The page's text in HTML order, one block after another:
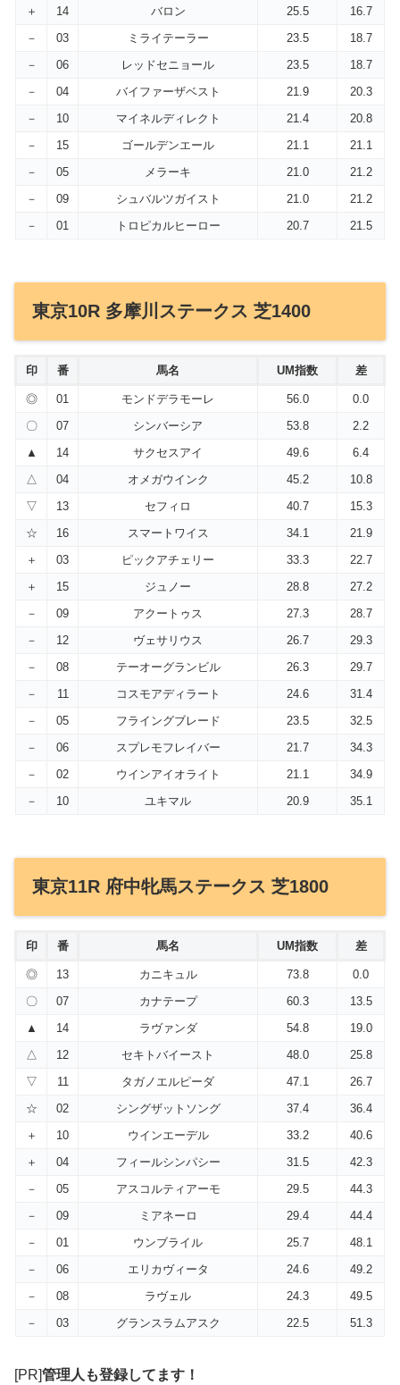
＋ 14 バロン 25.5
16.7
－
03 ミライテーラー 23.5
18.7
－
06 レッドセニョール 23.5
18.7
－
04 バイファーザベスト 21.9
20.3
－
10 マイネルディレクト 21.4
20.8
－
15 ゴールデンエール 21.1
21.1
－
05 メラーキ 21.0
21.2
－
09 シュバルツガイスト 21.0
21.2
－
01 トロピカルヒーロー 20.7 21.5
東京10R 多摩川ステークス 芝1400
印 番 馬名 UM指数 差
◎ 01 モンドデラモーレ 56.0
0.0
〇
07 シンバーシア 53.8
2.2
▲
14 サクセスアイ 49.6
6.4
△
04 オメガウインク 45.2
10.8
▽
13 セフィロ 40.7
15.3
☆
16 スマートワイス 34.1
21.9
＋
03 ピックアチェリー 33.3
22.7
＋
15 ジュノー 28.8
27.2
－
09 アクートゥス 27.3
28.7
－
12 ヴェサリウス 26.7
29.3
－
08 テーオーグランビル 26.3
29.7
－
11 コスモアディラート 24.6
31.4
－
05 フライングブレード 23.5
32.5
－
06 スプレモフレイバー 21.7
34.3
－
02 ウインアイオライト 21.1
34.9
－
10 ユキマル 20.9 35.1
東京11R 府中牝馬ステークス 芝1800
印 番 馬名 UM指数 差
◎ 13 カニキュル 73.8
0.0
〇
07 カナテープ 60.3
13.5
▲
14 ラヴァンダ 54.8
19.0
△
12 セキトバイースト 48.0
25.8
▽
11 タガノエルピーダ 47.1
26.7
☆
02 シングザットソング 37.4
36.4
＋
10 ウインエーデル 33.2
40.6
＋
04 フィールシンパシー 31.5
42.3
－
05 アスコルティアーモ 29.5
44.3
－
09 ミアネーロ 29.4
44.4
－
01 ウンブライル 25.7
48.1
－
06 エリカヴィータ 24.6
49.2
－
08 ラヴェル 24.3
49.5
－
03 グランスラムアスク 22.5 51.3
[PR]管理人も登録してます！